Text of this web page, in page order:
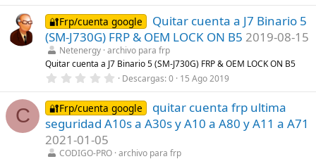
a
(
s
)
0
0
e
s
t
r
e
l
a
(
s
)
🔐Frp/cuenta google
Quitar cuenta a J7 Binario 5
(SM-J730G) FRP & OEM LOCK ON B5 2019-08-15
Netenergy archivo para frp
Quitar cuenta a J7 Binario 5 (SM-J730G) FRP & OEM LOCK ON B5
0
0
0
e
s
e
Descargas 0 15 Ago 2019
C 🔐Frp/cuenta google
quitar cuenta frp ultima
seguridad A10s a A30s y A10 a A80 y A11 a A71
2021-01-05
CODIGO-PRO archivo para frp